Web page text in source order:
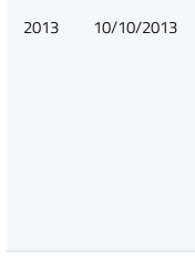
2013 10/10/2013